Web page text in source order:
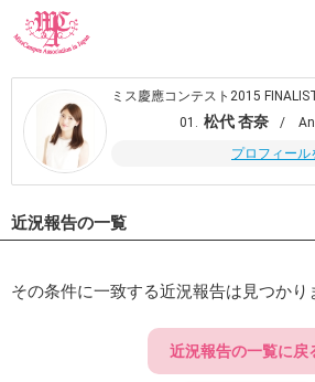
ミス慶應コンテスト2015
01. 松代 杏奈
/
プロフィール
近況報告の一覧
その条件に一致する近況報告は見つかり
近況報告の一覧に戻